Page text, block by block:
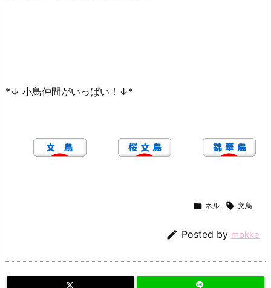
*↓ 小鳥仲間がいっぱい！↓*
 ネル  文鳥
 Posted by mokke